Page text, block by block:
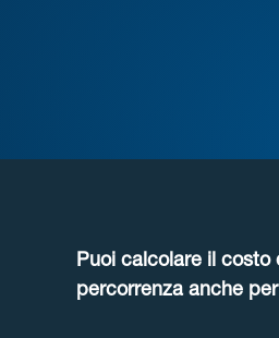
Puoi calcolare il costo
percorrenza anche